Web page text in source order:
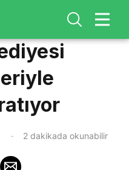
2 dakikada okunabilir